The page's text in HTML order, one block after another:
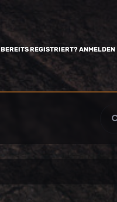
BEREITS REGISTRIERT? ANMELDEN